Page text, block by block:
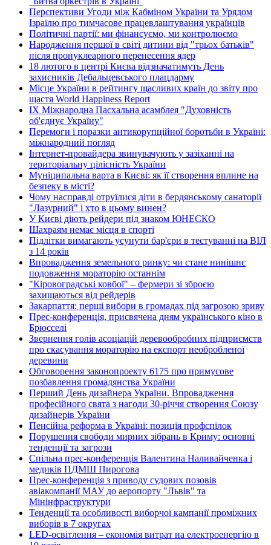
Перспективи Угоди між Кабміном України та Урядом
Ізраїлю про тимчасове працевлаштування українців
Політичні партії: ми фінансуємо, ми контролюємо
Народження першої в світі дитини від "трьох батьків"
після пронуклеарного перенесення ядер
18 лютого в центрі Києва відзначатимуть День
захисників Дебальцевського плацдарму
Місце України в рейтингу щасливих країн до звіту про
щастя World Happiness Report
ІХ Міжнародна Пасхальна асамблея "Духовність
об'єднує Україну"
Перемоги і поразки антикорупційної боротьби в Україні:
міжнародний погляд
Інтернет-провайдера звинувачують у зазіханні на
територіальну цілісність України
Муніципальна варта в Києві: як її створення вплине на
безпеку в місті?
Чому насправді отруїлися діти в бердянському санаторії
"Лазурний" і хто в цьому винен?
У Києві діють рейдери під знаком ЮНЕСКО
Шахраям немає місця в спорті
Підлітки вимагають усунути бар'єри в тестуванні на ВІЛ
з 14 років
Впровадження земельного ринку: чи стане нинішнє
подовження мораторію останнім
"Кіровоградські ковбої" – фермери зі зброєю
захищаються від рейдерів
Закарпаття: перші вибори в громадах під загрозою зриву
Прес-конференція, присвячена дням українського кіно в
Брюсселі
Звернення голів асоціацій деревообробних підприємств
про скасування мораторію на експорт необробленої
деревини
Обговорення законопроекту 6175 про примусове
позбавлення громадянства України
Перший День дизайнера України. Впровадження
професійного свята з нагоди 30-річчя створення Союзу
дизайнерів України
Пенсійна реформа в Україні: позиція профспілок
Порушення свободи мирних зібрань в Криму: основні
тенденції та загрози
Спільна прес-конференція Валентина Наливайченка і
медиків ПДМШ Пирогова
Прес-конференція з приводу судових позовів
авіакомпанії МАУ до аеропорту "Львів" та
Мінінфраструктури
Тенденції та особливості виборчої кампанії проміжних
виборів в 7 округах
LED-освітлення – економія витрат на електроенергію в